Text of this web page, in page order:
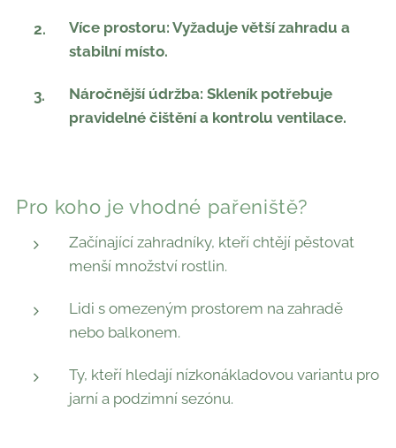
Více prostoru: Vyžaduje větší zahradu a
stabilní místo.
Náročnější údržba: Skleník potřebuje
pravidelné čištění a kontrolu ventilace.
Pro koho je vhodné pařeniště?
Začínající zahradníky, kteří chtějí pěstovat
menší množství rostlin.
Lidi s omezeným prostorem na zahradě
nebo balkonem.
Ty, kteří hledají nízkonákladovou variantu pro
jarní a podzimní sezónu.